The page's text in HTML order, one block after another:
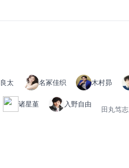
太 名冢佳织 木村昴
诸星堇 入野自由
田丸笃志